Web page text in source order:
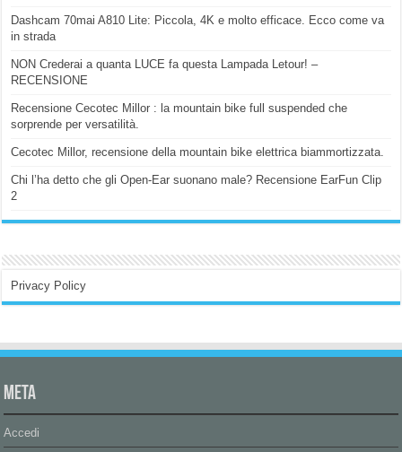
Dashcam 70mai A810 Lite: Piccola, 4K e molto efficace. Ecco come va
in strada
NON Crederai a quanta LUCE fa questa Lampada Letour! –
RECENSIONE
Recensione Cecotec Millor : la mountain bike full suspended che
sorprende per versatilità.
Cecotec Millor, recensione della mountain bike elettrica biammortizzata.
Chi l’ha detto che gli Open-Ear suonano male? Recensione EarFun Clip
2
Privacy Policy
Meta
Accedi